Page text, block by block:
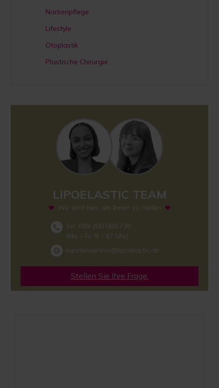
Narbenpflege
Lifestyle
Otoplastik
Plastische Chirurgie
LIPOELASTIC TEAM
Wir sind hier, um Ihnen zu helfen
Tel: 089 200 069 730
(Mo – Fr, 9 – 17 Uhr)
kundenservice@lipoelastic.de
Stellen Sie Ihre Frage.